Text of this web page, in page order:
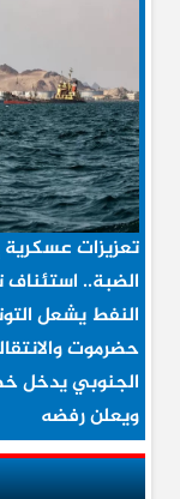
تعزيزات
الضبة.. استئناف
النفط يشعل
حضرموت
الجنوبي يدخل
ويعلن رفضه